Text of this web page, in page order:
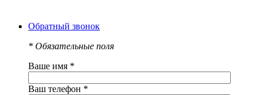
Обратный звонок
* Обязательные поля
Ваше имя *
Ваш телефон *